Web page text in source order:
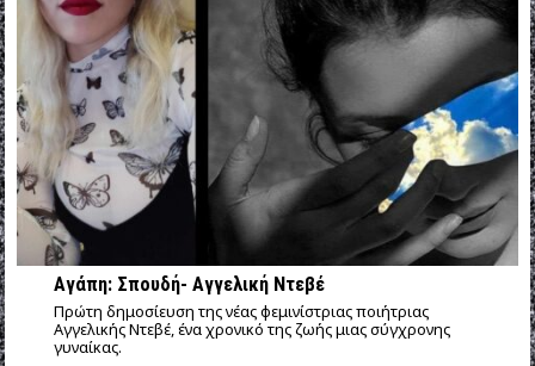
Αγάπη: Σπουδή- Αγγελική Ντεβέ
Πρώτη δημοσίευση της νέας φεμινίστριας ποιήτριας
Αγγελικής Ντεβέ, ένα χρονικό της ζωής μιας σύγχρονης
γυναίκας.